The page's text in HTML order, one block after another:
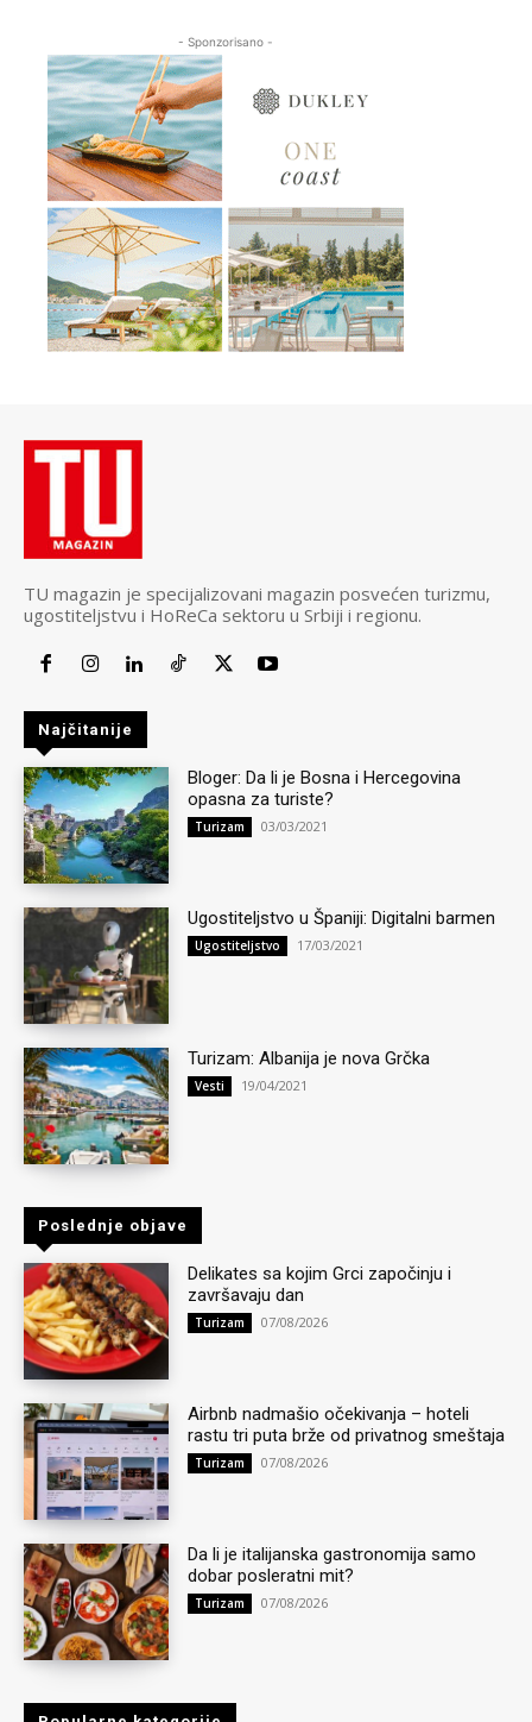
- Sponzorisano -
TU magazin je specijalizovani magazin posvećen turizmu,
ugostiteljstvu i HoReCa sektoru u Srbiji i regionu.
Najčitanije
Bloger: Da li je Bosna i Hercegovina
opasna za turiste?
Turizam 03/03/2021
Ugostiteljstvo u Španiji: Digitalni barmen
Ugostiteljstvo 17/03/2021
Turizam: Albanija je nova Grčka
Vesti 19/04/2021
Poslednje objave
Delikates sa kojim Grci započinju i
završavaju dan
Turizam 07/08/2026
Airbnb nadmašio očekivanja – hoteli
rastu tri puta brže od privatnog smeštaja
Turizam 07/08/2026
Da li je italijanska gastronomija samo
dobar posleratni mit?
Turizam 07/08/2026